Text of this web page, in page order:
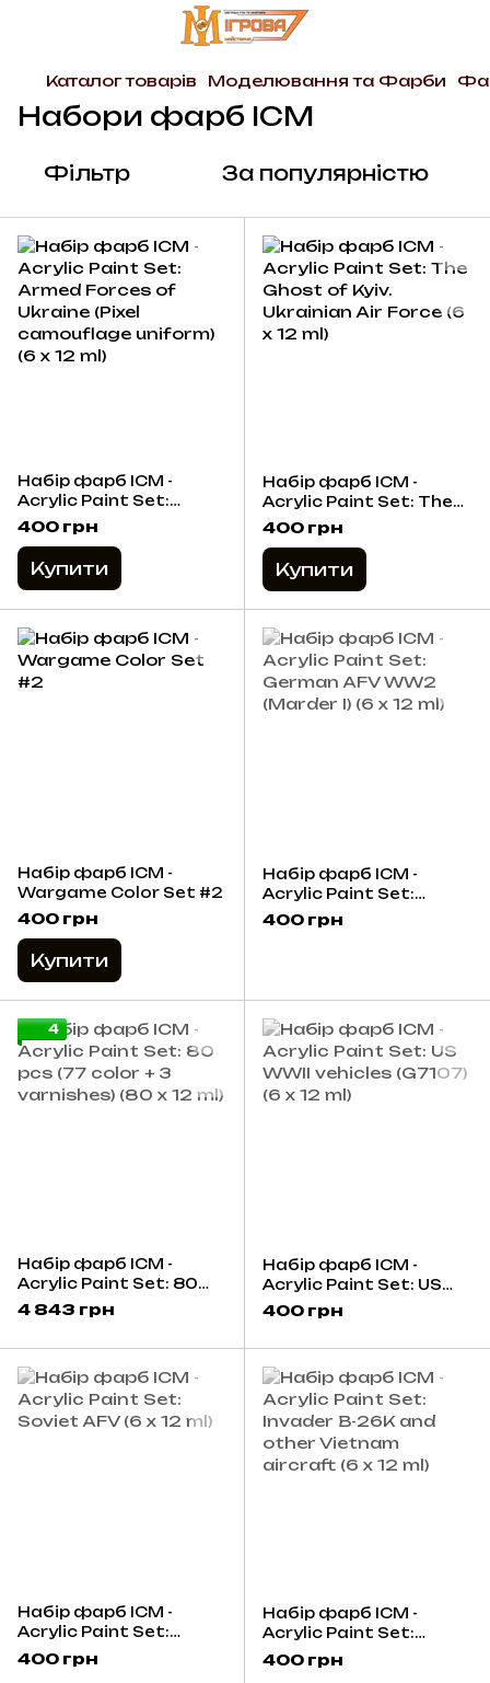
Каталог товарів Моделювання та Фарби
Набори фарб ICM
Фільтр За популярністю
Набір фарб ICM -
Acrylic Paint Set:
Armed Forces of
Ukraine (Pixel
camouflage uniform)
(6 x 12 ml)
400 грн
Купити
Набір фарб ICM -
Acrylic Paint Set: The
Ghost of Kyiv. Ukrainian
Air Force (6 x 12 ml)
400 грн
Купити
Набір фарб ICM -
Wargame Color Set #2
400 грн
Купити
Набір фарб ICM -
Acrylic Paint Set:
German AFV WW2
(Marder I) (6 x 12 ml)
400 грн
4
Набір фарб ICM -
Acrylic Paint Set: 80
pcs (77 color + 3
varnishes) (80 x 12 ml)
4 843 грн
Набір фарб ICM -
Acrylic Paint Set: US
WWII vehicles (G7107)
(6 x 12 ml)
400 грн
Набір фарб ICM -
Acrylic Paint Set:
Soviet AFV (6 x 12 ml)
400 грн
Набір фарб ICM -
Acrylic Paint Set:
Invader B-26K and
other Vietnam aircraft
400 грн